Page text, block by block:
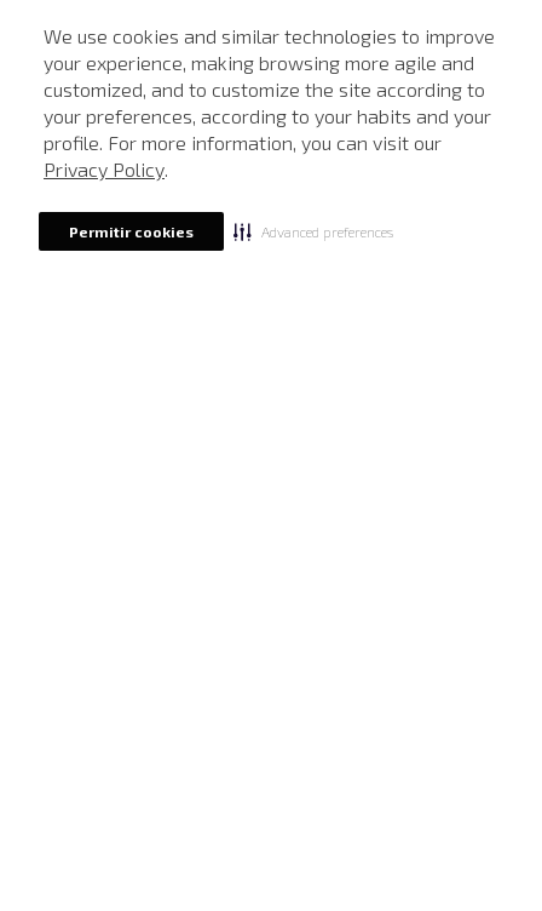
We use cookies and similar technologies to improve
your experience, making browsing more agile and
customized, and to customize the site according to
your preferences, according to your habits and your
profile. For more information, you can visit our
Privacy Policy.
Permitir cookies Advanced preferences
NEWSLETTER
Cadastre seu e-mail para receber nossas novidades.
Eu li, estou ciente das condições de tratamento dos meus dados pessoais e forneço